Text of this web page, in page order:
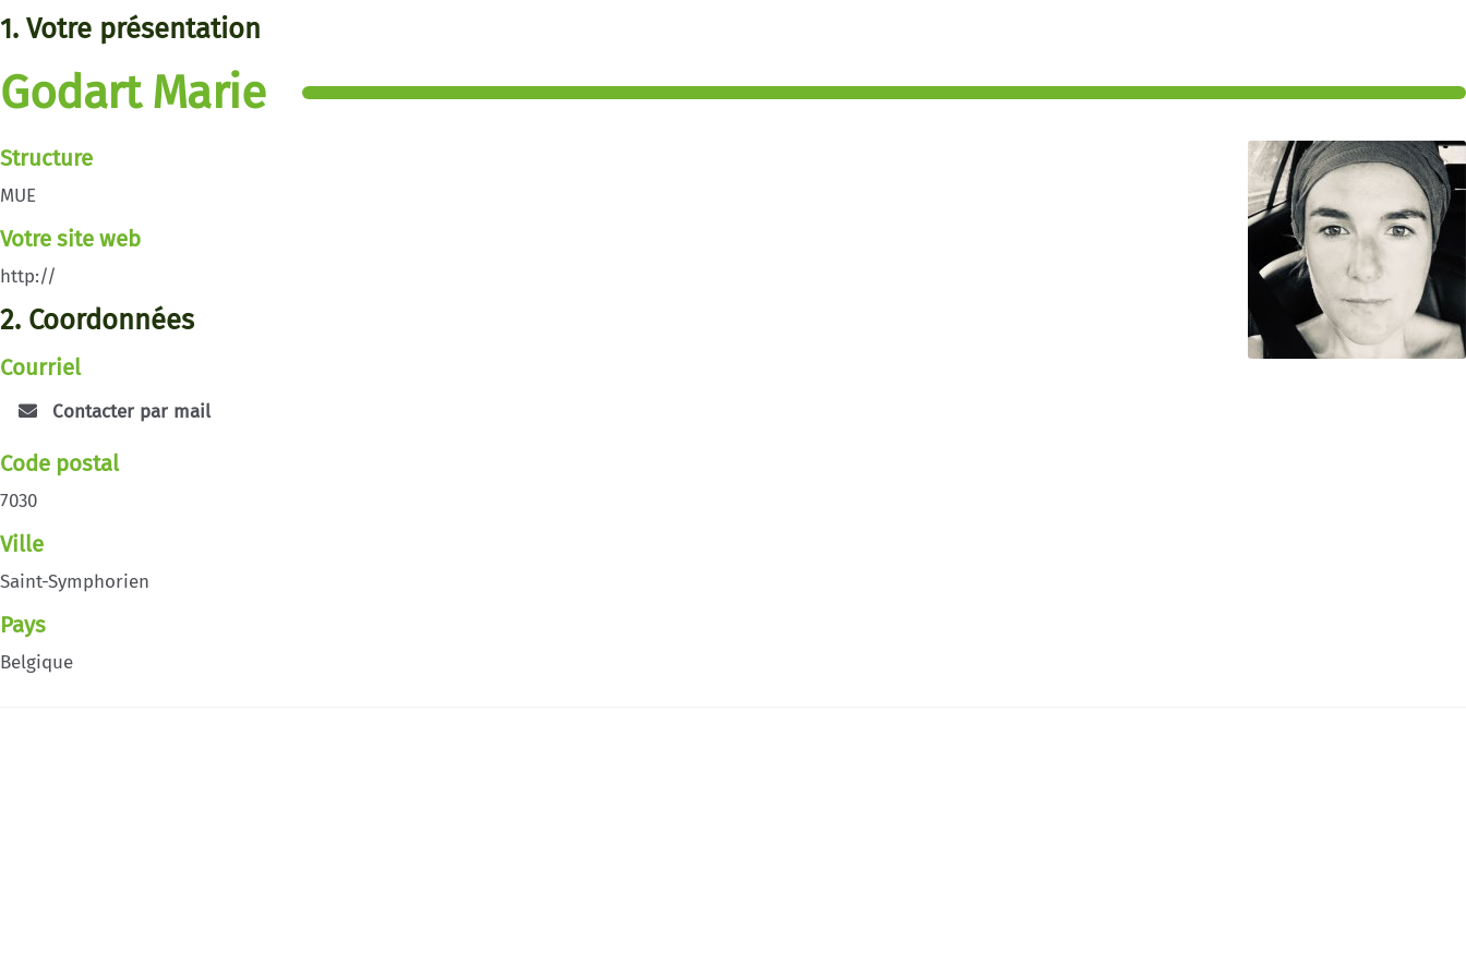
1. Votre présentation
Godart Marie
Structure
MUE
Votre site web
http://
2. Coordonnées
Courriel
Contacter par mail
Code postal
7030
Ville
Saint-Symphorien
Pays
Belgique